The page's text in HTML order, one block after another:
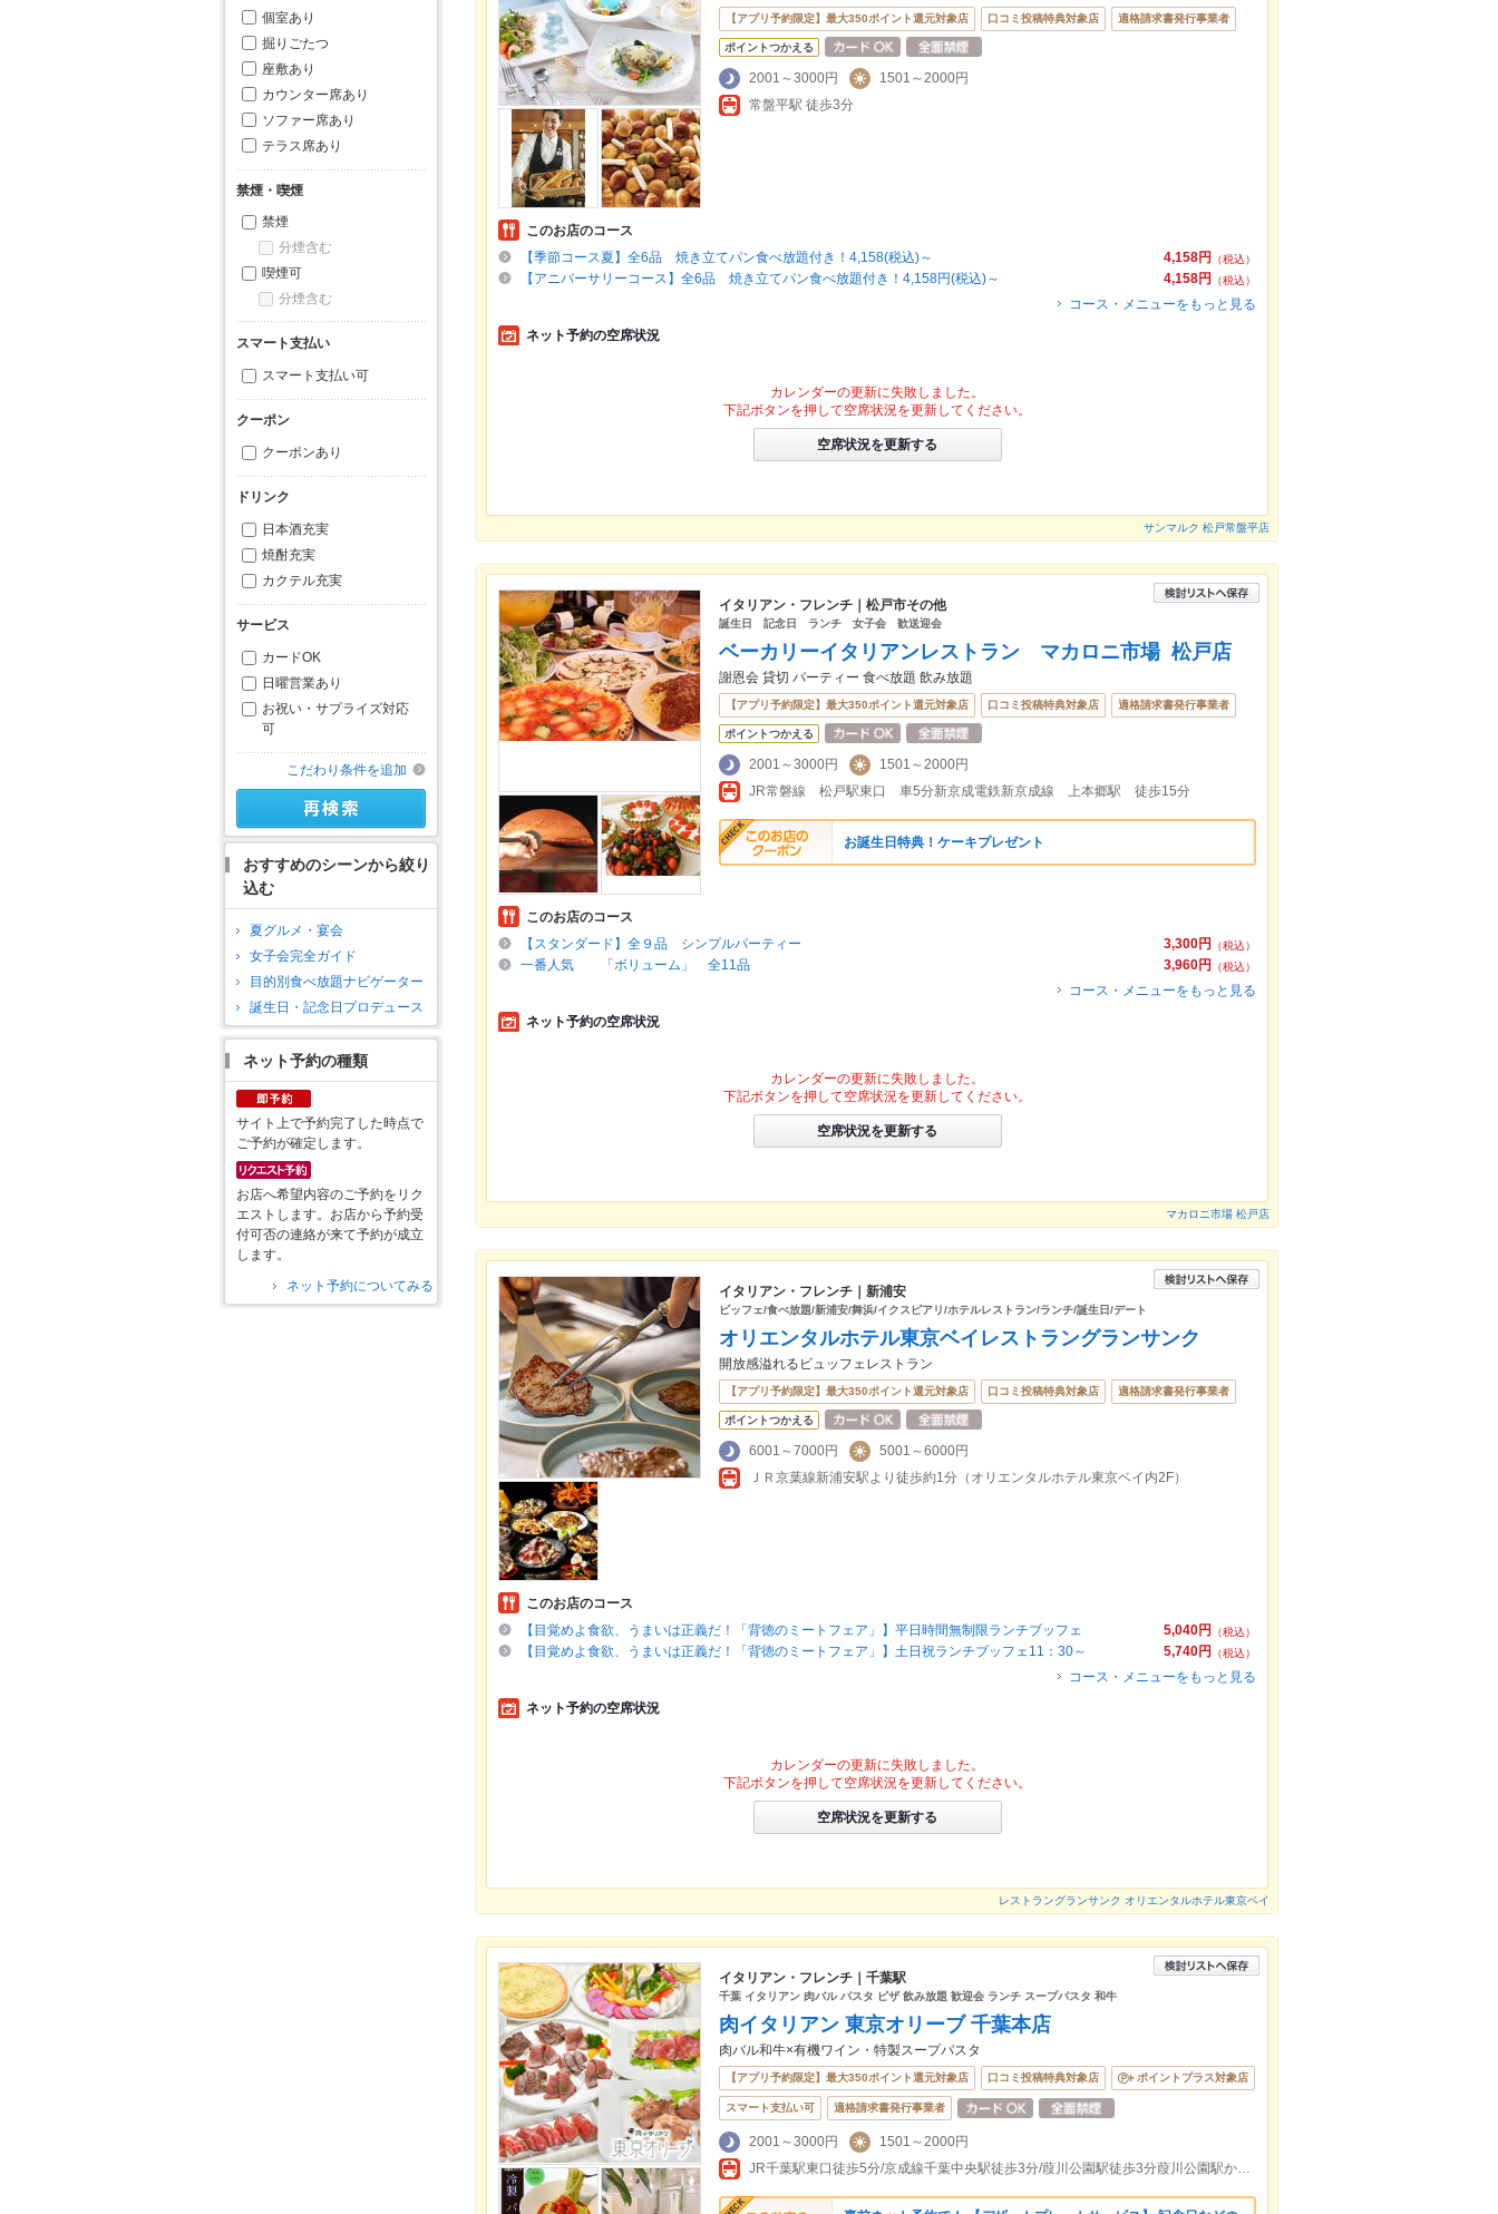
個室あり
掘りごたつ
座敷あり
カウンター席あり
ソファー席あり
テラス席あり
禁煙・喫煙
禁煙
分煙含む
喫煙可
分煙含む
スマート支払い
スマート支払い可
クーポン
クーポンあり
ドリンク
日本酒充実
焼酎充実
カクテル充実
サービス
カードOK
日曜営業あり
お祝い・サプライズ対応
可
こだわり条件を追加
おすすめのシーンから絞り
込む
夏グルメ・宴会
女子会完全ガイド
目的別食べ放題ナビゲーター
誕生日・記念日プロデュース
ネット予約の種類
サイト上で予約完了した時点で
ご予約が確定します。
お店へ希望内容のご予約をリク
エストします。お店から予約受
付可否の連絡が来て予約が成立
します。
ネット予約についてみる
【アプリ予約限定】最大350ポイント還元対象店 口コミ投稿特典対象店 適格請求書発行事業者
ポイントつかえる
2001～3000円
1501～2000円
常盤平駅 徒歩3分
このお店のコース
4,158円
（税込）
【季節コース夏】全6品 焼き立てパン食べ放題付き！4,158(税込)～
4,158円
（税込）
【アニバーサリーコース】全6品 焼き立てパン食べ放題付き！4,158円(税込)～
コース・メニューをもっと見る
ネット予約の空席状況
カレンダーの更新に失敗しました。
下記ボタンを押して空席状況を更新してください。
空席状況を更新する
サンマルク 松戸常盤平店
イタリアン・フレンチ｜松戸市その他
誕生日 記念日 ランチ 女子会 歓送迎会
ベーカリーイタリアンレストラン マカロニ市場 松戸店
謝恩会 貸切 パーティー 食べ放題 飲み放題
【アプリ予約限定】最大350ポイント還元対象店 口コミ投稿特典対象店 適格請求書発行事業者
ポイントつかえる
2001～3000円
1501～2000円
JR常磐線 松戸駅東口 車5分新京成電鉄新京成線 上本郷駅 徒歩15分
お誕生日特典！ケーキプレゼント
このお店のコース
3,300円
（税込）
【スタンダード】全９品 シンプルパーティー
3,960円
（税込）
一番人気 「ボリューム」 全11品
コース・メニューをもっと見る
ネット予約の空席状況
カレンダーの更新に失敗しました。
下記ボタンを押して空席状況を更新してください。
空席状況を更新する
マカロニ市場 松戸店
イタリアン・フレンチ｜新浦安
ビッフェ/食べ放題/新浦安/舞浜/イクスピアリ/ホテルレストラン/ランチ/誕生日/デート
オリエンタルホテル東京ベイレストラングランサンク
開放感溢れるビュッフェレストラン
【アプリ予約限定】最大350ポイント還元対象店 口コミ投稿特典対象店 適格請求書発行事業者
ポイントつかえる
6001～7000円
5001～6000円
ＪＲ京葉線新浦安駅より徒歩約1分（オリエンタルホテル東京ベイ内2F）
このお店のコース
5,040円
（税込）
【目覚めよ食欲、うまいは正義だ！「背徳のミートフェア」】平日時間無制限ランチブッフェ
5,740円
（税込）
【目覚めよ食欲、うまいは正義だ！「背徳のミートフェア」】土日祝ランチブッフェ11：30～
コース・メニューをもっと見る
ネット予約の空席状況
カレンダーの更新に失敗しました。
下記ボタンを押して空席状況を更新してください。
空席状況を更新する
レストラングランサンク オリエンタルホテル東京ベイ
イタリアン・フレンチ｜千葉駅
千葉 イタリアン 肉バル パスタ ピザ 飲み放題 歓迎会 ランチ スープパスタ 和牛
肉イタリアン 東京オリーブ 千葉本店
肉バル和牛×有機ワイン・特製スープパスタ
【アプリ予約限定】最大350ポイント還元対象店 口コミ投稿特典対象店 ポイントプラス対象店
スマート支払い可 適格請求書発行事業者
2001～3000円
1501～2000円
JR千葉駅東口徒歩5分/京成線千葉中央駅徒歩3分/葭川公園駅徒歩3分葭川公園駅から260m